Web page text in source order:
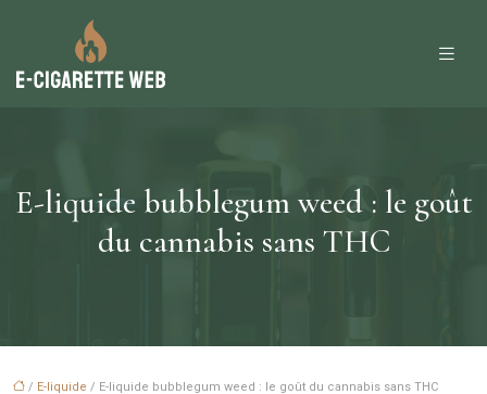
E-liquide bubblegum weed : le goût
du cannabis sans THC
/ E-liquide / E-liquide bubblegum weed : le goût du cannabis sans THC